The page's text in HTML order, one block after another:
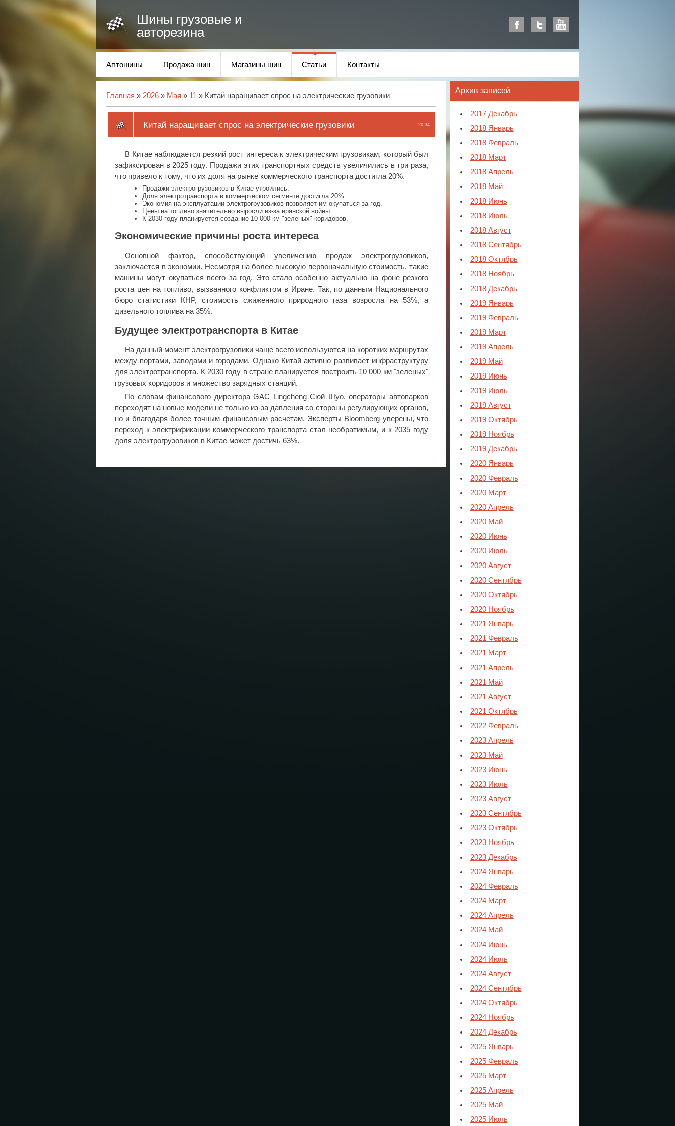
Шины грузовые и
авторезина
Автошины Продажа шин Магазины шин Статьи Контакты
Главная » 2026 » Мая » 11 » Китай наращивает спрос на электрические грузовики
20:34
Китай наращивает спрос на электрические грузовики
В Китае наблюдается резкий рост интереса к электрическим грузовикам, который был
зафиксирован в 2025 году. Продажи этих транспортных средств увеличились в три раза,
что привело к тому, что их доля на рынке коммерческого транспорта достигла 20%.
Продажи электрогрузовиков в Китае утроились.
Доля электротранспорта в коммерческом сегменте достигла 20%.
Экономия на эксплуатации электрогрузовиков позволяет им окупаться за год.
Цены на топливо значительно выросли из-за иранской войны.
К 2030 году планируется создание 10 000 км "зеленых" коридоров.
Экономические причины роста интереса
Основной фактор, способствующий увеличению продаж электрогрузовиков,
заключается в экономии. Несмотря на более высокую первоначальную стоимость, такие
машины могут окупаться всего за год. Это стало особенно актуально на фоне резкого
роста цен на топливо, вызванного конфликтом в Иране. Так, по данным Национального
бюро статистики КНР, стоимость сжиженного природного газа возросла на 53%, а
дизельного топлива на 35%.
Будущее электротранспорта в Китае
На данный момент электрогрузовики чаще всего используются на коротких маршрутах
между портами, заводами и городами. Однако Китай активно развивает инфраструктуру
для электротранспорта. К 2030 году в стране планируется построить 10 000 км "зеленых"
грузовых коридоров и множество зарядных станций.
По словам финансового директора GAC Lingcheng Сюй Шуо, операторы автопарков
переходят на новые модели не только из-за давления со стороны регулирующих органов,
но и благодаря более точным финансовым расчетам. Эксперты Bloomberg уверены, что
переход к электрификации коммерческого транспорта стал необратимым, и к 2035 году
доля электрогрузовиков в Китае может достичь 63%.
Архив записей
2017 Декабрь
2018 Январь
2018 Февраль
2018 Март
2018 Апрель
2018 Май
2018 Июнь
2018 Июль
2018 Август
2018 Сентябрь
2018 Октябрь
2018 Ноябрь
2018 Декабрь
2019 Январь
2019 Февраль
2019 Март
2019 Апрель
2019 Май
2019 Июнь
2019 Июль
2019 Август
2019 Октябрь
2019 Ноябрь
2019 Декабрь
2020 Январь
2020 Февраль
2020 Март
2020 Апрель
2020 Май
2020 Июнь
2020 Июль
2020 Август
2020 Сентябрь
2020 Октябрь
2020 Ноябрь
2021 Январь
2021 Февраль
2021 Март
2021 Апрель
2021 Май
2021 Август
2021 Октябрь
2022 Февраль
2023 Апрель
2023 Май
2023 Июнь
2023 Июль
2023 Август
2023 Сентябрь
2023 Октябрь
2023 Ноябрь
2023 Декабрь
2024 Январь
2024 Февраль
2024 Март
2024 Апрель
2024 Май
2024 Июнь
2024 Июль
2024 Август
2024 Сентябрь
2024 Октябрь
2024 Ноябрь
2024 Декабрь
2025 Январь
2025 Февраль
2025 Март
2025 Апрель
2025 Май
2025 Июль